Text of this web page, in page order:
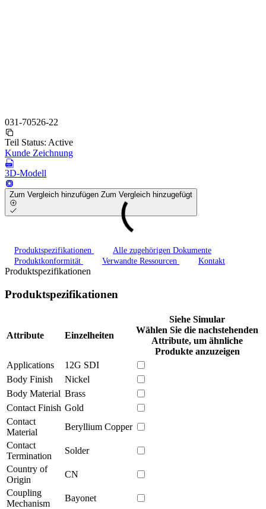
031-70526-22
Teil Status: Active
Kunde Zeichnung
3D-Modell
Zum Vergleich hinzufügen Zum Vergleich hinzugefügt
Produktspezifikationen
Alle zugehörigen Dokumente
Produktkonformität
Verwandte Ressourcen Kontakt
Produktspezifikationen
Produktspezifikationen
Attribute Einzelheiten
Siehe Simular
Wählen Sie die nachstehenden
Attribute, um ähnliche
Produkte anzuzeigen
Applications
12G SDI
Body Finish
Nickel
Body Material Brass
Contact Finish Gold
Contact
Material
Beryllium Copper
Contact
Termination
Solder
Country of
Origin
CN
Coupling
Mechanism
Bayonet